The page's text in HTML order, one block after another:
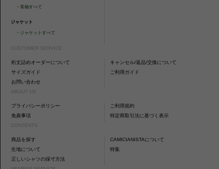
・長袖すべて
ジャケット
・ ジャケットすべて
CUSTOMER SERVICE
裄丈詰めオーダーについて
キャンセル/返品/交換について
サイズガイド
ご利用ガイド
お問い合わせ
ABOUT US
プライバシーポリシー
ご利用規約
免責事項
特定商取引法に基づく表示
CONTENTS
商品を探す
CAMICIANISTAについて
生地について
特集
正しいシャツの採寸方法